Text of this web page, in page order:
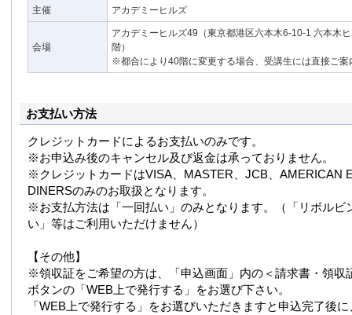
主催 アカデミーヒルズ
会場
アカデミーヒルズ49（東京都港区六本木6-10-1 六本木
階）
※都合により40階に変更する場合、受講生には直接ご案
お支払い方法
クレジットカードによるお支払いのみです。
※お申込み後のキャンセル及び返金は承っておりません。
※クレジットカードはVISA、MASTER、JCB、AMERICAN
DINERSのみのお取扱となります。
※お支払方法は「一回払い」のみとなります。（「リボルビ
い」等はご利用いただけません）
【その他】
※領収証をご希望の方は、「申込画面」内の＜請求書・領収
ボタンの「WEB上で発行する」をお選び下さい。
「WEB上で発行する」をお選びいただきますと申込完了後